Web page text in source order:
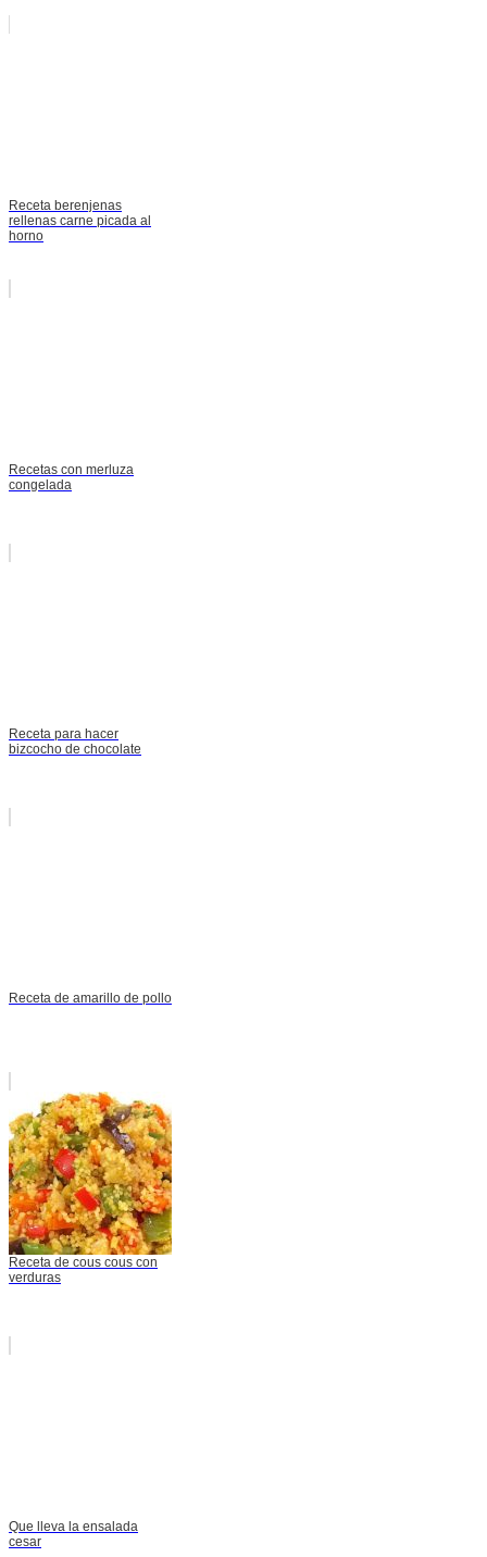
Receta berenjenas
rellenas carne picada al
horno
Recetas con merluza
congelada
Receta para hacer
bizcocho de chocolate
Receta de amarillo de pollo
Receta de cous cous con
verduras
Que lleva la ensalada
cesar